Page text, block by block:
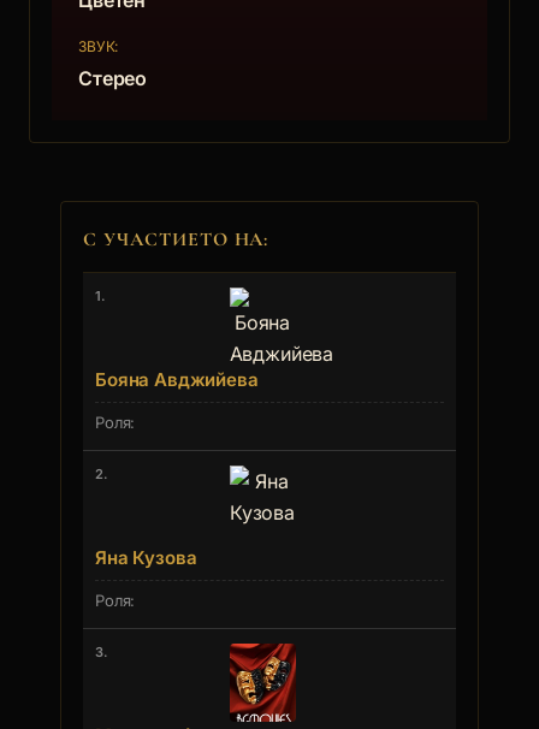
ЗВУК:
Стерео
С УЧАСТИЕТО НА:
1.
Бояна Авджийева
2.
Яна Кузова
3.